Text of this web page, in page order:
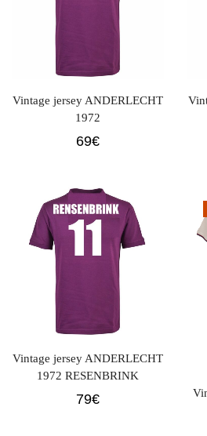
Vintage jersey ANDERLECHT
1972
69€
Vintage jersey ANDERLECHT
1972 RESENBRINK
79€